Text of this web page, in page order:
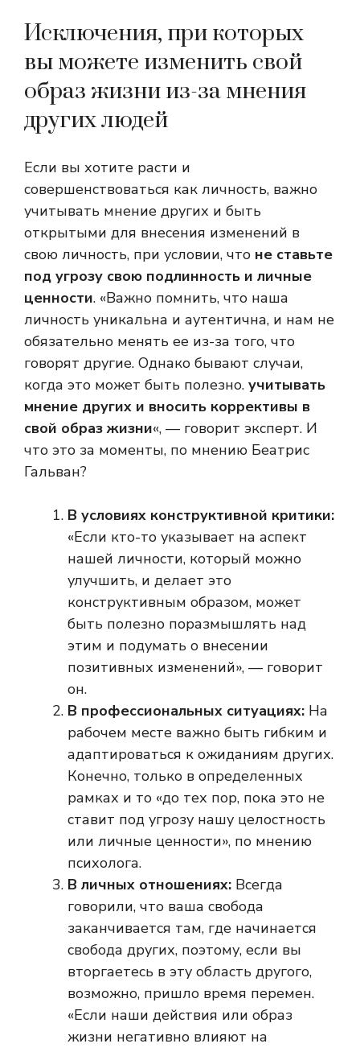
Исключения, при которых
вы можете изменить свой
образ жизни из-за мнения
других людей
Если вы хотите расти и
совершенствоваться как личность, важно
учитывать мнение других и быть
открытыми для внесения изменений в
свою личность, при условии, что не ставьте
под угрозу свою подлинность и личные
ценности. «Важно помнить, что наша
личность уникальна и аутентична, и нам не
обязательно менять ее из-за того, что
говорят другие. Однако бывают случаи,
когда это может быть полезно. учитывать
мнение других и вносить коррективы в
свой образ жизни«, — говорит эксперт. И
что это за моменты, по мнению Беатрис
Гальван?
В условиях конструктивной критики:
«Если кто-то указывает на аспект
нашей личности, который можно
улучшить, и делает это
конструктивным образом, может
быть полезно поразмышлять над
этим и подумать о внесении
позитивных изменений», — говорит
он.
В профессиональных ситуациях: На
рабочем месте важно быть гибким и
адаптироваться к ожиданиям других.
Конечно, только в определенных
рамках и то «до тех пор, пока это не
ставит под угрозу нашу целостность
или личные ценности», по мнению
психолога.
В личных отношениях: Всегда
говорили, что ваша свобода
заканчивается там, где начинается
свобода других, поэтому, если вы
вторгаетесь в эту область другого,
возможно, пришло время перемен.
«Если наши действия или образ
жизни негативно влияют на